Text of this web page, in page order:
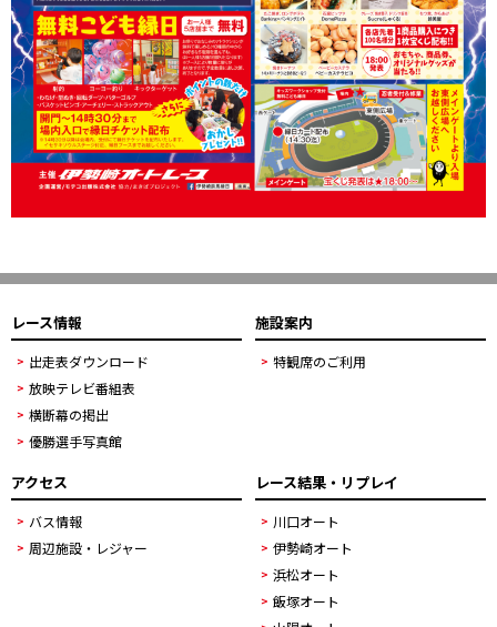
レース情報
出走表ダウンロード
放映テレビ番組表
横断幕の掲出
優勝選手写真館
施設案内
特観席のご利用
アクセス
バス情報
周辺施設・レジャー
レース結果・リプレイ
川口オート
伊勢崎オート
浜松オート
飯塚オート